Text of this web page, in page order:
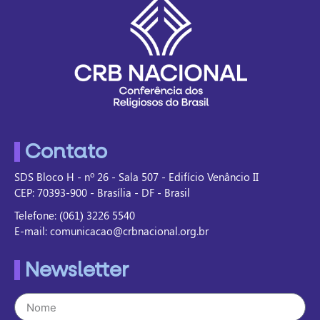
Contato
SDS Bloco H - nº 26 - Sala 507 - Edifício Venâncio II
CEP: 70393-900 - Brasília - DF - Brasil
Telefone: (061) 3226 5540
E-mail: comunicacao@crbnacional.org.br
Newsletter